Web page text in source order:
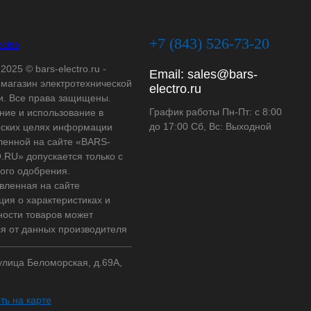
© bars-electro.ru -
электротехнической
Все права защищены.
и использование в
целях информации
на сайте «BARS-
допускается только с
одобрения.
на сайте
о характеристиках и
товаров может
от данных производителя
Беломорская, д.69А,
на карте
+7 (843) 526-73-20
Email: sales@bars-
electro.ru
График работы Пн-Пт: с 8:00
до 17:00 Сб, Вс: Выходной